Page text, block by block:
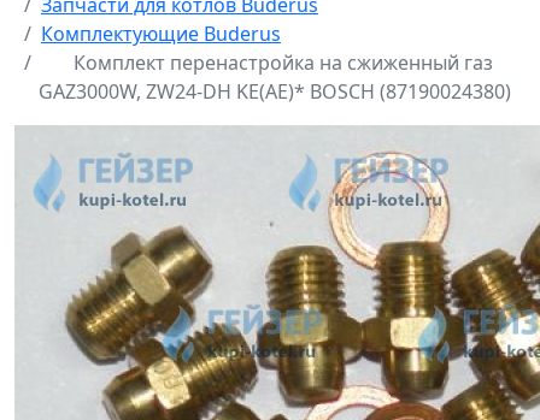
Комплектующие Buderus
Комплект перенастройка на сжиженный газ
GAZ3000W, ZW24-DH KE(AE)* BOSСH (87190024380)